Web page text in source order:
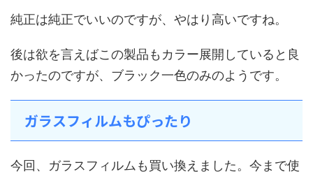
純正は純正でいいのですが、やはり高いですね。
後は欲を言えばこの製品もカラー展開していると良
かったのですが、ブラック一色のみのようです。
ガラスフィルムもぴったり
今回、ガラスフィルムも買い換えました。今まで使